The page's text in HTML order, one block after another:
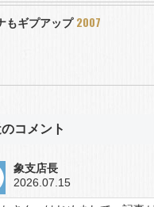
もギプアップ 2007
コメント
象支店長
2026.07.15